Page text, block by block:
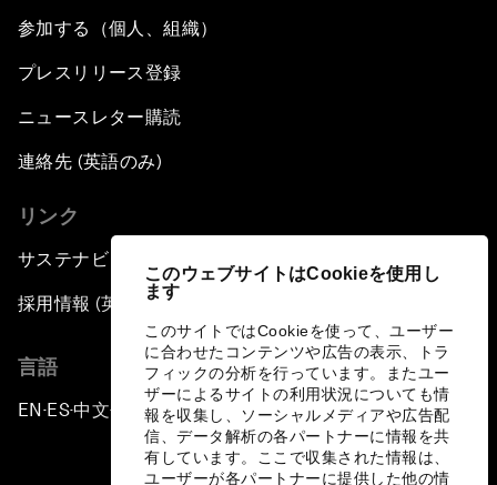
このウェブサイトはCookieを使用し
ます
このサイトではCookieを使って、ユーザー
に合わせたコンテンツや広告の表示、トラ
フィックの分析を行っています。またユー
ザーによるサイトの利用状況についても情
報を収集し、ソーシャルメディアや広告配
信、データ解析の各パートナーに情報を共
有しています。ここで収集された情報は、
ユーザーが各パートナーに提供した他の情
参加する（個人、組織）
プレスリリース登録
ニュースレター購読
連絡先 (英語のみ)
リンク
サステナビリティへの取り組み
採用情報 (英語のみ)
言語
EN ▪ES▪中文▪ 日本語